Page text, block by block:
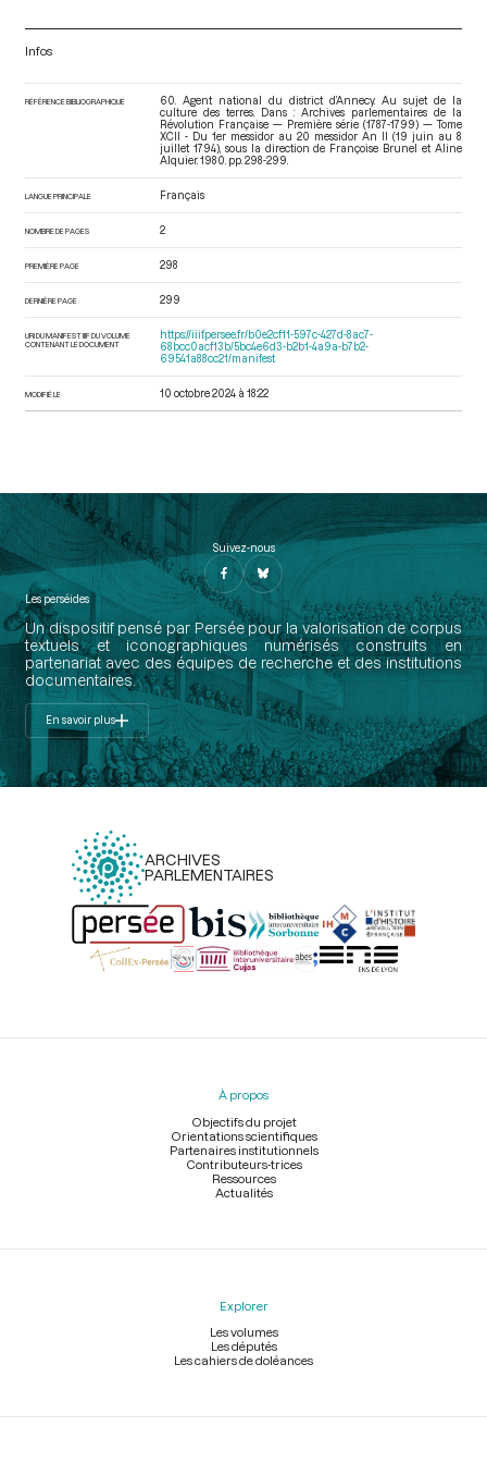
Infos
RÉFÉRENCE BIBLIOGRAPHIQUE
60. Agent national du district d’Annecy. Au sujet de la
culture des terres. Dans : Archives parlementaires de la
Révolution Française — Première série (1787-1799) — Tome
XCII - Du 1er messidor au 20 messidor An II (19 juin au 8
juillet 1794) , sous la direction de Françoise Brunel et Aline
Alquier. 1980. pp. 298-299.
LANGUE PRINCIPALE Français
NOMBRE DE PAGES 2
PREMIÈRE PAGE 298
DERNIÈRE PAGE 299
URI DU MANIFEST IIIF DU VOLUME
CONTENANT LE DOCUMENT
https://iiif.persee.fr/b0e2cf11-597c-427d-8ac7-
68bcc0acf13b/5bc4e6d3-b2b1-4a9a-b7b2-
69541a88cc21/manifest
MODIFIÉ LE 10 octobre 2024 à 18:22
Suivez-nous
Les perséides
Un dispositif pensé par Persée pour la valorisation de corpus
textuels et iconographiques numérisés construits en
partenariat avec des équipes de recherche et des institutions
documentaires.
En savoir plus
ARCHIVES
PARLEMENTAIRES
Menu
À propos
Objectifs du projet
Orientations scientifiques
Partenaires institutionnels
Contributeurs-trices
Ressources
Actualités
Explorer
Les volumes
Les députés
Les cahiers de doléances